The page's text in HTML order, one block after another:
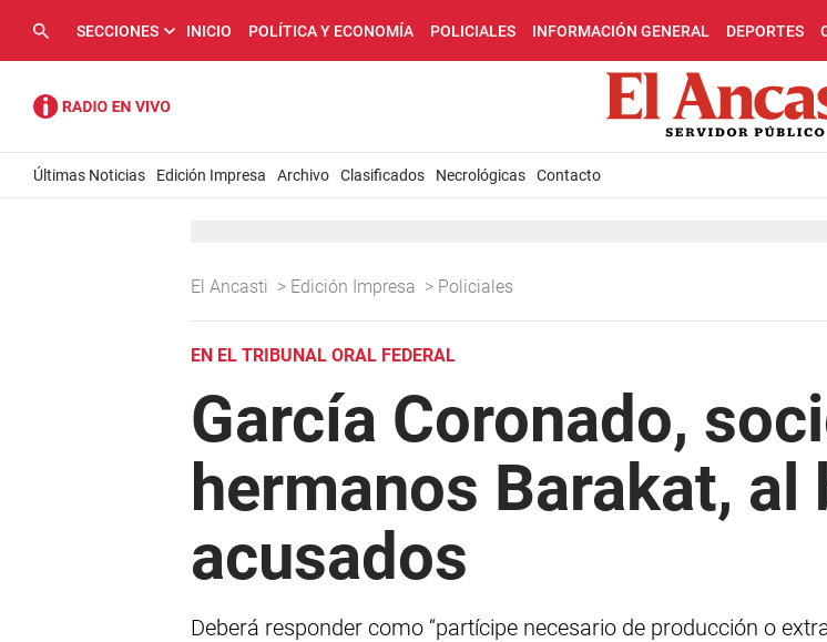
SECCIONES INICIO POLÍTICA Y ECONOMÍA POLICIALES INFORMACIÓN GENERAL DEPORTES
Últimas Noticias Edición Impresa Archivo Clasificados Necrológicas Contacto
El Ancasti > Edición Impresa > Policiales
EN EL TRIBUNAL ORAL FEDERAL
García Coronado,
hermanos Barakat,
acusados
Deberá responder como “partícipe necesario de producción o